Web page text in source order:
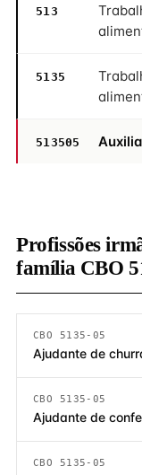
513
5135
513505
Profissões
família CBO
CBO 5135-05
Ajudante de
CBO 5135-05
Ajudante de
CBO 5135-05